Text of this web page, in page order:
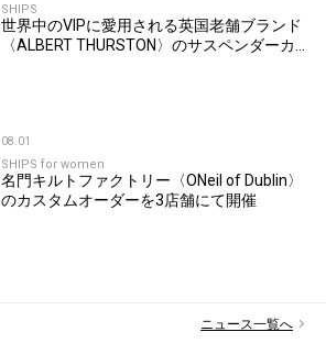
SHIPS
世界中のVIPに愛用される英国老舗ブランド
〈ALBERT THURSTON〉のサスペンダーカ
08.01
SHIPS for women
名門キルトファクトリー〈ONeil of Dublin〉
のカスタムオーダーを3店舗にて開催
ニュース一覧へ